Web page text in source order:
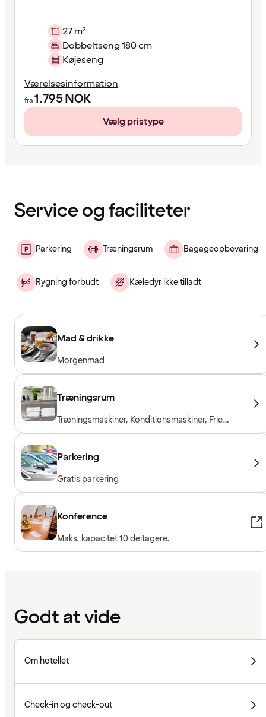
27 m²
Dobbeltseng 180 cm
Køjeseng
Værelsesinformation
fra1.795NOK
Vælg pristype
Service og faciliteter
Parkering Træningsrum Bagageopbevaring
Rygning forbudt Kæledyr ikke tilladt
Mad & drikke
Morgenmad
Træningsrum
Træningsmaskiner, Konditionsmaskiner, Frie
vægte, Træningslokale åbent 24/7
Parkering
Gratis parkering
Konference
Maks. kapacitet 10 deltagere.
Godt at vide
Om hotellet
Check-in og check-out